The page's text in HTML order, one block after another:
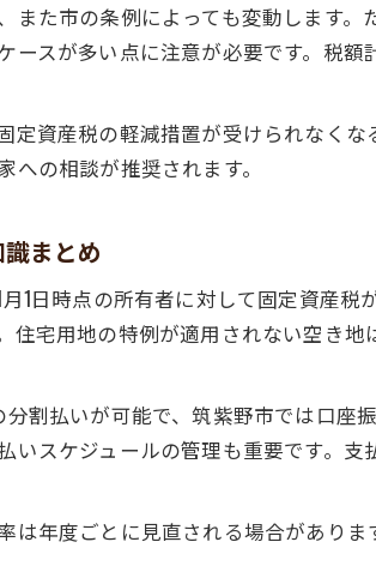
空き地の固定資産税
筑紫野市の空き地固
空き地の固定資産税
空き地の固定資産税
特定空き家指定で空
空き地放置が招くト
空き地放置時の税金
税金納期や支払い方法も
空き地税金の支払い
また市の条例によっても変動します
ースが多い点に注意が必要です。税
定資産税の軽減措置が受けられなく
の相談が推奨されます。
まとめ
1日時点の所有者に対して固定資産
住宅用地の特例が適用されない空き
割払いが可能で、筑紫野市では口
いスケジュールの管理も重要です。
は年度ごとに見直される場合があり